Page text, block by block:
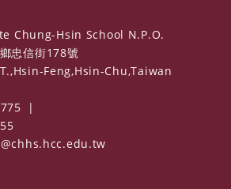
Chung-Hsin School N.P.O.
忠信街178號
Feng,Hsin-Chu,Taiwan
|